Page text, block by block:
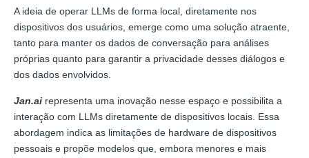
A ideia de operar LLMs de forma local, diretamente nos
dispositivos dos usuários, emerge como uma solução atraente,
tanto para manter os dados de conversação para análises
próprias quanto para garantir a privacidade desses diálogos e
dos dados envolvidos.
Jan.ai representa uma inovação nesse espaço e possibilita a
interação com LLMs diretamente de dispositivos locais. Essa
abordagem indica as limitações de hardware de dispositivos
pessoais e propõe modelos que, embora menores e mais